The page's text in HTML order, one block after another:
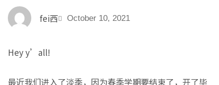
fei西 October 10, 2021
Hey y’all!
最近我们进入了淡季，因为春季学期要结束了，开了毕